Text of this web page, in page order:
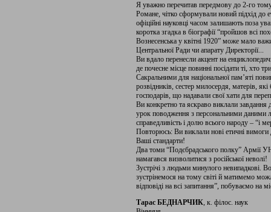
Я уважно перечитав передмову до 2-го
Романе, чітко сформували новий підхід до
офіційні науковці часом залишають поза
коротка згадка в біографії “пройшов всі
Вознесенська у квітні 1920” може мало
Центральної Ради чи апарату Директорії...
Ви вдало перенесли акцент на
де почесне місце повинні посідати ті, хто
Сакральними для національної пам’яті
розвідників, сестер милосердя, матерів,
господарів, що надавали свої хати для
Ви конкретно та яскраво виклали
урок поводження з персональними даними
справедливість і долю всього народу – “і
Повторюсь: Ви виклали нові етичні
Ваші стандарти!
Два томи “Подєбрадського полку” Армії
намагався визволитися з російської неволі!
Зустрічі з людьми минулого невипадкові.
зустрінемося на тому світі й матимемо
відповіді на всі запитання”, побуваємо
Тарас БЕДНАРЧИК, к. філос. наук